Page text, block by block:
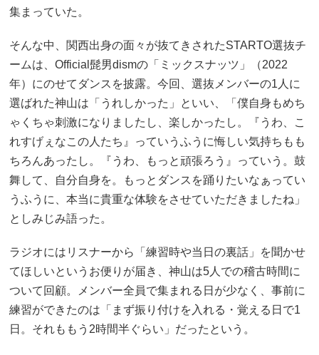
集まっていた。
そんな中、関西出身の面々が抜てきされたSTARTO選抜チ
ームは、Official髭男dismの「ミックスナッツ」（2022
年）にのせてダンスを披露。今回、選抜メンバーの1人に
選ばれた神山は「うれしかった」といい、「僕自身もめち
ゃくちゃ刺激になりましたし、楽しかったし。『うわ、こ
れすげぇなこの人たち』っていうふうに悔しい気持ちもも
ちろんあったし。『うわ、もっと頑張ろう』っていう。鼓
舞して、自分自身を。もっとダンスを踊りたいなぁってい
うふうに、本当に貴重な体験をさせていただきましたね」
としみじみ語った。
ラジオにはリスナーから「練習時や当日の裏話」を聞かせ
てほしいというお便りが届き、神山は5人での稽古時間に
ついて回顧。メンバー全員で集まれる日が少なく、事前に
練習ができたのは「まず振り付けを入れる・覚える日で1
日。それももう2時間半ぐらい」だったという。